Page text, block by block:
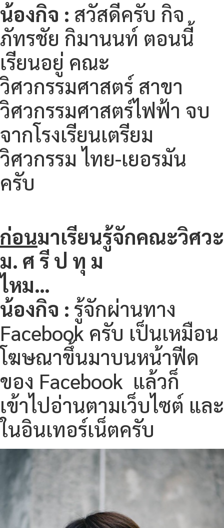
น้องกิจ : สวัสดีครับ กิจ
ภัทรชัย กิมานนท์ ตอนนี้
เรียนอยู่ คณะ
วิศวกรรมศาสตร์ สาขา
วิศวกรรมศาสตร์ไฟฟ้า จบ
จากโรงเรียนเตรียม
วิศวกรรม ไทย-เยอรมัน
ครับ
ก่อนมาเรียนรู้จักคณะวิศวะ
ม. ศ รี ป ทุ ม
ไหม…
น้องกิจ : รู้จักผ่านทาง
Facebook ครับ เป็นเหมือน
โฆษณาขึ้นมาบนหน้าฟีด
ของ Facebook แล้วก็
เข้าไปอ่านตามเว็บไซต์ และ
ในอินเทอร์เน็ตครับ